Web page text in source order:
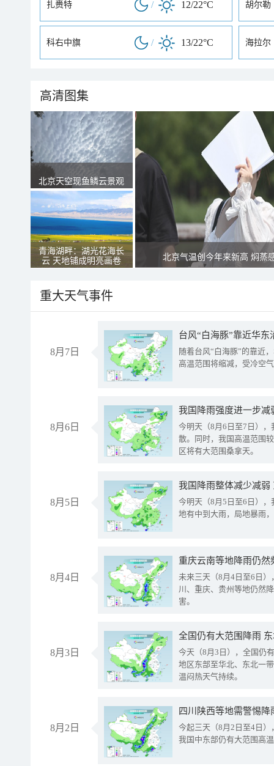
扎赉特 / 12/22°C 胡尔勒
科右中旗 / 13/22°C 海拉尔
高清图集
北京天空现鱼鳞云景观
青海湖畔：湖光花海长
云 天地铺成明亮画卷
北京气温创今年来新高 焖蒸
重大天气事件
8月7日
台风“白海豚”靠近华
随着台风“白海豚”的靠近
高温范围将缩减，受冷空
8月6日
今明天（8月6日至7日）
散。同时，我国高温范围
区将有大范围桑拿天。
8月5日
我国降雨整体减少减弱
今明天（8月5日至6日）
地有中到大雨，局地暴雨
8月4日
重庆云南等地降雨仍然
未来三天（8月4日至6日
川、重庆、贵州等地仍然
害。
8月3日
全国仍有大范围降雨
今天（8月3日），全国仍
地区东部至华北、东北一
温闷热天气持续。
8月2日
今起三天（8月2日至4日
我国中东部仍有大范围高